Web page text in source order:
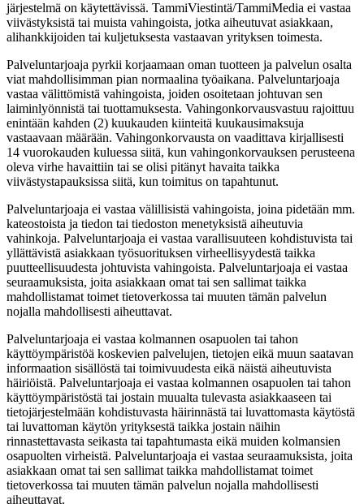
järjestelmä on käytettävissä. TammiViestintä/TammiMedia ei vastaa
viivästyksistä tai muista vahingoista, jotka aiheutuvat asiakkaan,
alihankkijoiden tai kuljetuksesta vastaavan yrityksen toimesta.
Palveluntarjoaja pyrkii korjaamaan oman tuotteen ja palvelun osalta
viat mahdollisimman pian normaalina työaikana. Palveluntarjoaja
vastaa välittömistä vahingoista, joiden osoitetaan johtuvan sen
laiminlyönnistä tai tuottamuksesta. Vahingonkorvausvastuu rajoittuu
enintään kahden (2) kuukauden kiinteitä kuukausimaksuja
vastaavaan määrään. Vahingonkorvausta on vaadittava kirjallisesti
14 vuorokauden kuluessa siitä, kun vahingonkorvauksen perusteena
oleva virhe havaittiin tai se olisi pitänyt havaita taikka
viivästystapauksissa siitä, kun toimitus on tapahtunut.
Palveluntarjoaja ei vastaa välillisistä vahingoista, joina pidetään mm.
kateostoista ja tiedon tai tiedoston menetyksistä aiheutuvia
vahinkoja. Palveluntarjoaja ei vastaa varallisuuteen kohdistuvista tai
yllättävistä asiakkaan työsuorituksen virheellisyydestä taikka
puutteellisuudesta johtuvista vahingoista. Palveluntarjoaja ei vastaa
seuraamuksista, joita asiakkaan omat tai sen sallimat taikka
mahdollistamat toimet tietoverkossa tai muuten tämän palvelun
nojalla mahdollisesti aiheuttavat.
Palveluntarjoaja ei vastaa kolmannen osapuolen tai tahon
käyttöympäristöä koskevien palvelujen, tietojen eikä muun saatavan
informaation sisällöstä tai toimivuudesta eikä näistä aiheutuvista
häiriöistä. Palveluntarjoaja ei vastaa kolmannen osapuolen tai tahon
käyttöympäristöstä tai jostain muualta tulevasta asiakkaaseen tai
tietojärjestelmään kohdistuvasta häirinnästä tai luvattomasta käytöstä
tai luvattoman käytön yrityksestä taikka jostain näihin
rinnastettavasta seikasta tai tapahtumasta eikä muiden kolmansien
osapuolten virheistä. Palveluntarjoaja ei vastaa seuraamuksista, joita
asiakkaan omat tai sen sallimat taikka mahdollistamat toimet
tietoverkossa tai muuten tämän palvelun nojalla mahdollisesti
aiheuttavat.